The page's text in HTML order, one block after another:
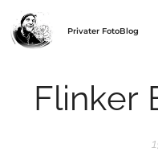
Privater FotoBlog
Flinker